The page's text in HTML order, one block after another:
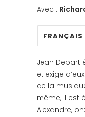
Avec :
FRANÇAIS
Jean Debart
et exige
de la
même, il est
Alexandre,